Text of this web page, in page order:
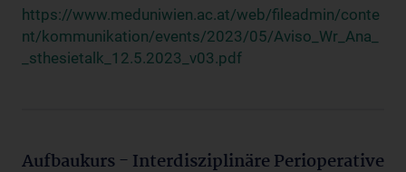
https://www.meduniwien.ac.at/web/fileadmin/conte
nt/kommunikation/events/2023/05/Aviso_Wr_Ana_
_sthesietalk_12.5.2023_v03.pdf
Aufbaukurs - Interdisziplinäre Perioperative